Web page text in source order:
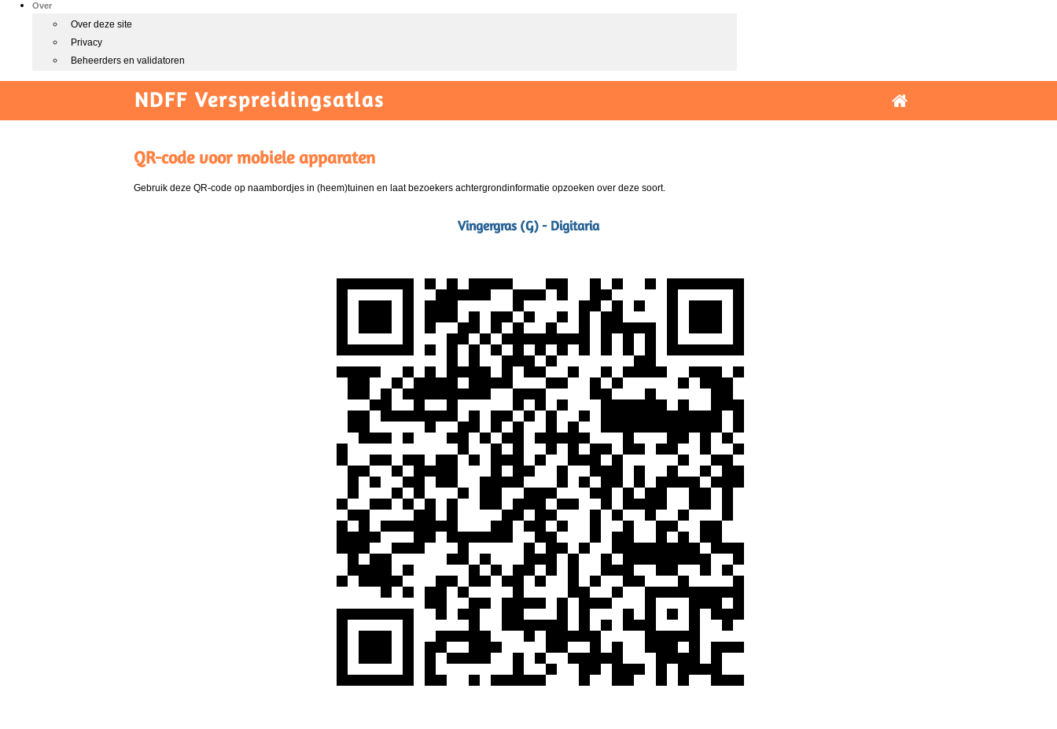
Over
Over deze site
Privacy
Beheerders en validatoren
NDFF Verspreidingsatlas
QR-code voor mobiele apparaten
Gebruik deze QR-code op naambordjes in (heem)tuinen en laat bezoekers achtergrondinformatie opzoeken over deze soort.
Vingergras (G) - Digitaria